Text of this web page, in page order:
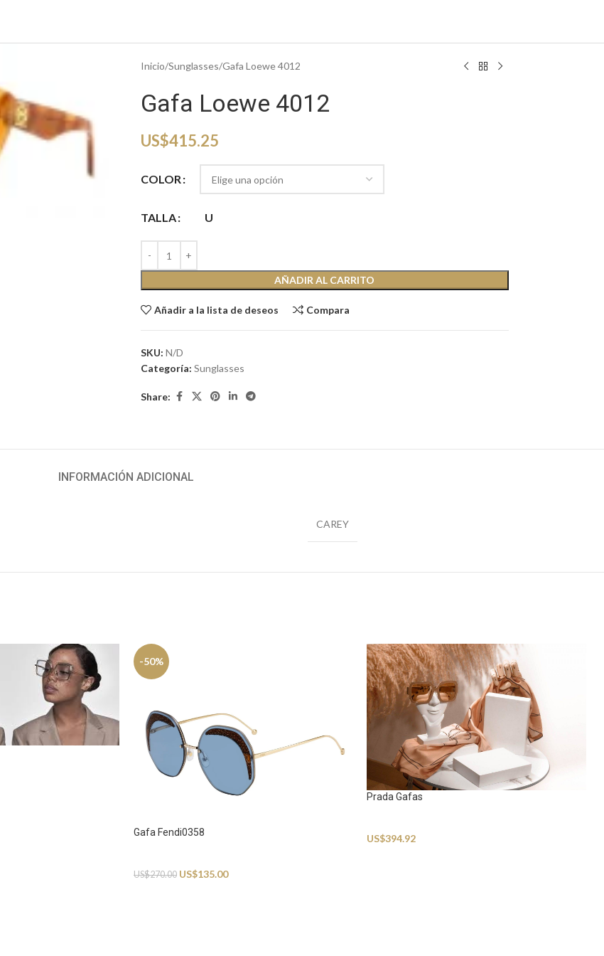
Inicio Sunglasses Gafa Loewe 4012
Gafa Loewe 4012
US$415.25
COLOR
TALLA U
AÑADIR AL CARRITO
Añadir a la lista de deseos Compara
SKU: N/D
Categoría: Sunglasses
Share:
INFORMACIÓN ADICIONAL
CAREY
-50%
Gafa Fendi0358
US$270.00 US$135.00
Prada Gafas
US$394.92